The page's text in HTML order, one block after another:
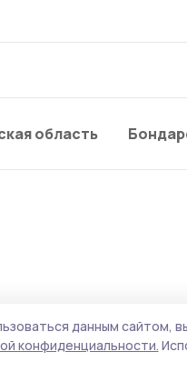
область
данным сайтом,
конфиденциальности.